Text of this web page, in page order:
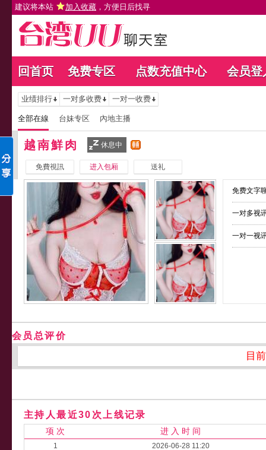
建议将本站 加入收藏 ，方便日后找寻
回首页 免费专区 点数充值中心 会员登
业绩排行 一对多收费 一对一收费
全部在線 台妹专区 內地主播
越南鮮肉 休息中
免費視訊 进入包厢 送礼
免费文字
一对多视
一对一视
会员总评价
目
主持人最近30次上线记录
项 次 进 入 时 间
1
2026-06-28 11:20